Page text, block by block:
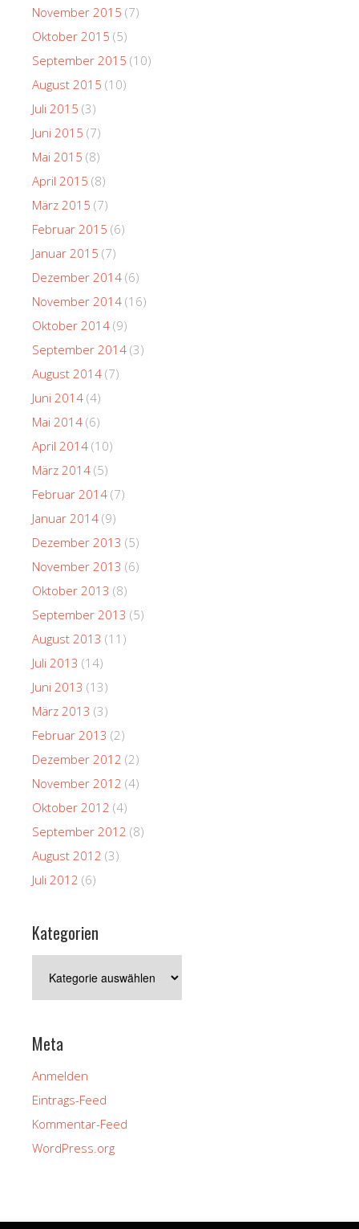
November 2015 (7)
Oktober 2015 (5)
September 2015 (10)
August 2015 (10)
Juli 2015 (3)
Juni 2015 (7)
Mai 2015 (8)
April 2015 (8)
März 2015 (7)
Februar 2015 (6)
Januar 2015 (7)
Dezember 2014 (6)
November 2014 (16)
Oktober 2014 (9)
September 2014 (3)
August 2014 (7)
Juni 2014 (4)
Mai 2014 (6)
April 2014 (10)
März 2014 (5)
Februar 2014 (7)
Januar 2014 (9)
Dezember 2013 (5)
November 2013 (6)
Oktober 2013 (8)
September 2013 (5)
August 2013 (11)
Juli 2013 (14)
Juni 2013 (13)
März 2013 (3)
Februar 2013 (2)
Dezember 2012 (2)
November 2012 (4)
Oktober 2012 (4)
September 2012 (8)
August 2012 (3)
Juli 2012 (6)
Kategorien
Meta
Anmelden
Eintrags-Feed
Kommentar-Feed
WordPress.org